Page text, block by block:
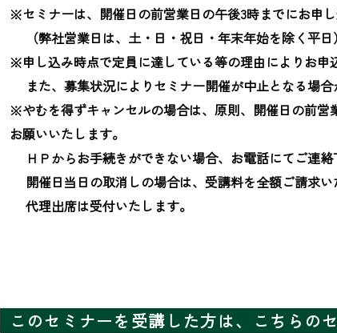
※セミナーは、開催日の前営業日の午後3時までにお申し
（弊社営業日は、土・日・祝日・年末年始を除く平日）
※申し込み時点で定員に達している等の理由によりお申
また、募集状況によりセミナー開催が中止となる場合
※やむを得ずキャンセルの場合は、原則、開催日の前営
お願いいたします。
ＨＰからお手続きができない場合、お電話にてご連絡
開催日当日の取消しの場合は、受講料を全額ご請求い
代理出席は受付いたします。
このセミナーを受講した方は、こちらの